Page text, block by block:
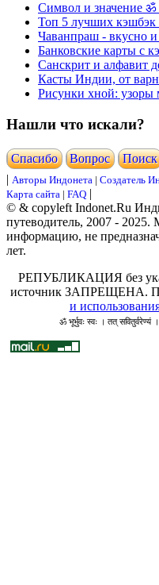
Символ и значение
Топ 5 лучших кэшбэк
Чаванпраш - вкусно и
Банковские карты с
Санскрит и алфавит
Касты Индии, от
Рисунки хной: узоры
Нашли что искали?
Cпасибо Вопрос
Поиск
| Авторы Индонета | Создатель
Карта сайта | FAQ |
© & copyleft Indonet.Ru
путеводитель, 2007 - 2025.
информацию, не
лет.
РЕПУБЛИКАЦИЯ без
источник ЗАПРЕЩЕНА.
и
ॐ भूर्भुवः स्वः । तत् सवितुर्वरेण्यं